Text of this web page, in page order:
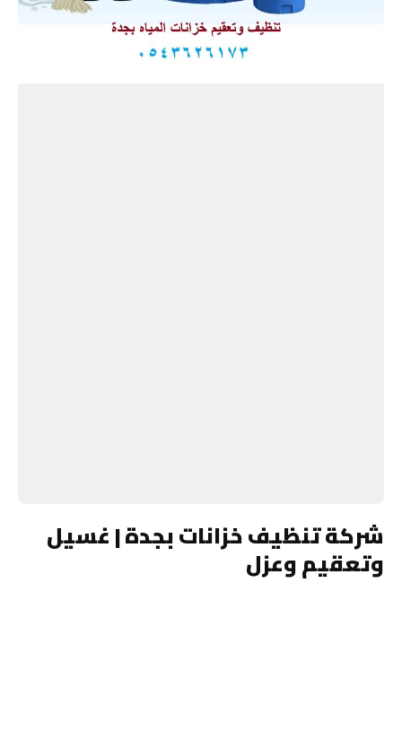
شركة تنظيف خزانات بجدة | غسيل
وتعقيم وعزل